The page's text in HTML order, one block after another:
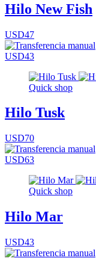
Hilo New Fish
USD47
USD43
Quick shop
Hilo Tusk
USD70
USD63
Quick shop
Hilo Mar
USD43